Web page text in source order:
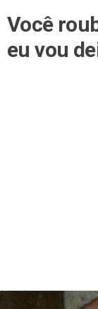
Você
eu vou